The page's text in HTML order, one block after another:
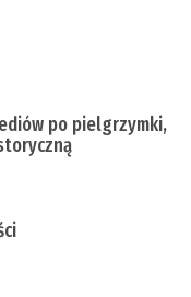
po pielgrzymki,